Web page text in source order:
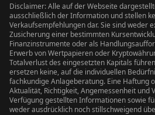
Disclaimer: Alle auf der Webseite
ausschließlich der Information und stellen
Verkaufsempfehlungen dar. Sie sind weder
Zusicherung einer bestimmten
Finanzinstrumente oder als
Erwerb von Wertpapieren oder
Totalverlust des eingesetzten Kapitals
ersetzen keine, auf die individuellen
fachkundige Anlageberatung. Eine Haftung
Aktualität, Richtigkeit, Angemessenheit und
Verfügung gestellten Informationen sowie
weder ausdrücklich noch stillschweigend